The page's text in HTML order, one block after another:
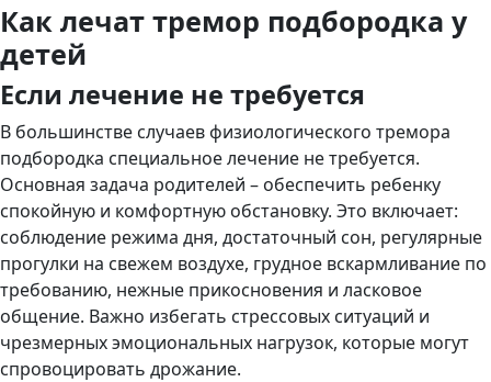
Как лечат тремор подбородка у
детей
Если лечение не требуется
В большинстве случаев физиологического тремора
подбородка специальное лечение не требуется.
Основная задача родителей – обеспечить ребенку
спокойную и комфортную обстановку. Это включает:
соблюдение режима дня, достаточный сон, регулярные
прогулки на свежем воздухе, грудное вскармливание по
требованию, нежные прикосновения и ласковое
общение. Важно избегать стрессовых ситуаций и
чрезмерных эмоциональных нагрузок, которые могут
спровоцировать дрожание.